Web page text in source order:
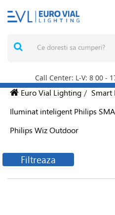
Call Center: L-V: 8 00 -
Euro Vial Lighting / Smart
Iluminat inteligent Philips
Philips Wiz Outdoor
Filtreaza